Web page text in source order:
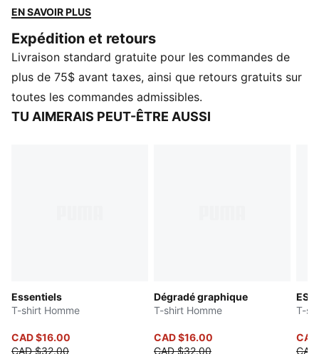
t-shirt s'intègre parfaitement à votre routine.
laissez parler l'emblématique image de PUMA.
Polyvalence au quotidien, toujours soutenue par
l'énergie PUMA.
DÉTAILS
Ajustement : Régulier
EN SAVOIR PLUS
Expédition et retours
Livraison standard gratuite pour les commandes de
plus de 75$ avant taxes, ainsi que retours gratuits sur
toutes les commandes admissibles.
TU AIMERAIS PEUT-ÊTRE AUSSI
Essentiels
T-shirt Homme
CAD $16.00
CAD $32.00
Dégradé graphique
T-shirt Homme
CAD $16.00
CAD $32.00
ESS
T-